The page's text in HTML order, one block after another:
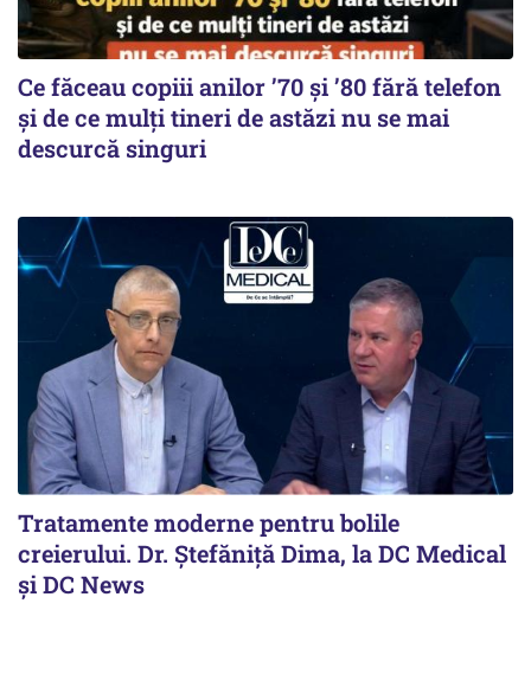
Ce făceau copiii anilor ’70 și ’80 fără telefon
și de ce mulți tineri de astăzi nu se mai
descurcă singuri
Tratamente moderne pentru bolile
creierului. Dr. Ștefăniță Dima, la DC Medical
și DC News